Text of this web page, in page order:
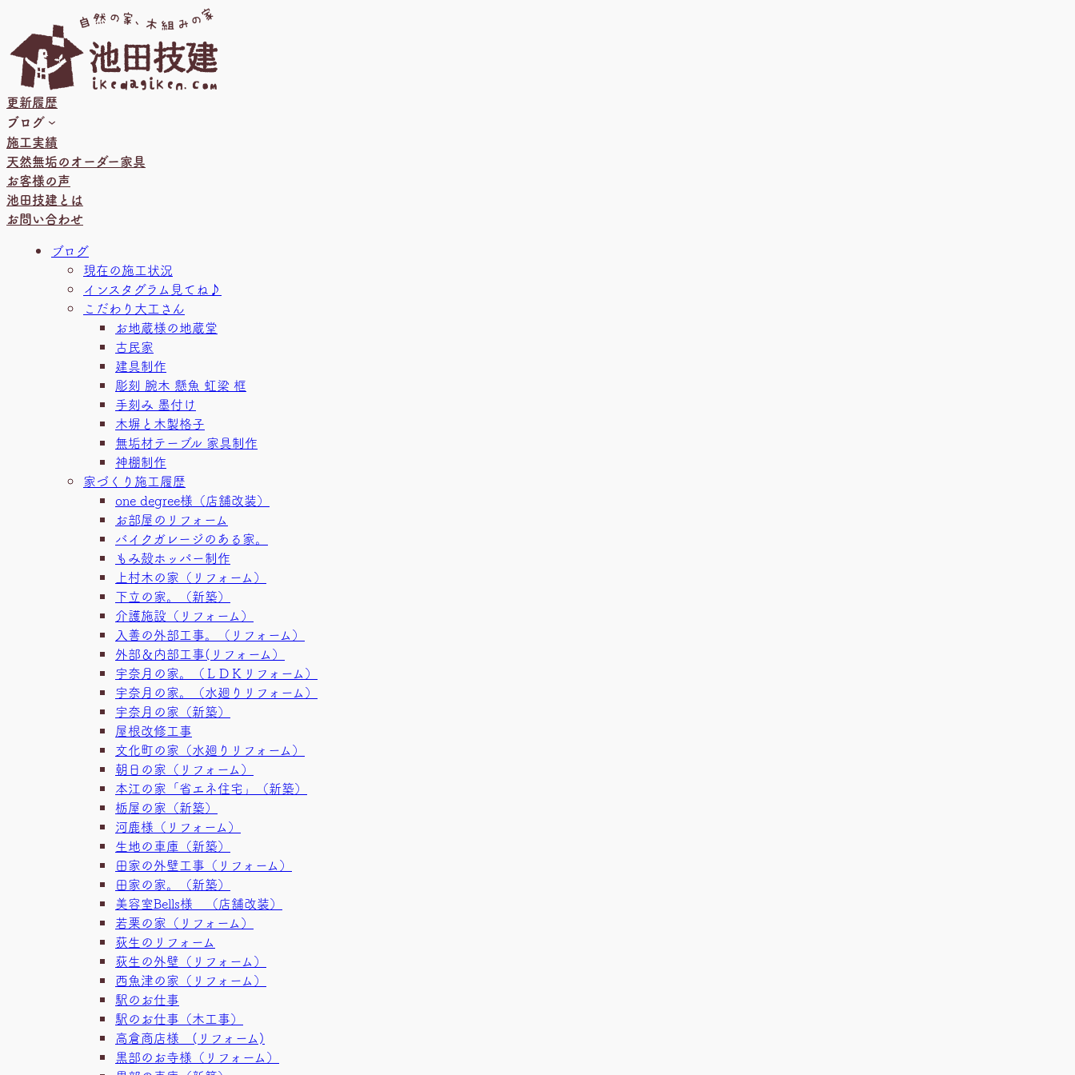
を
ッ
プ
更新履歴
ブログ
施工実績
天然無垢のオーダー家具
お客様の声
池田技建とは
お問い合わせ
ブログ
現在の施工状況
インスタグラム見てね♪
こだわり大工さん
お地蔵様の地蔵堂
古民家
建具制作
彫刻 腕木 懸魚 虹梁 框
手刻み 墨付け
木塀と木製格子
無垢材テーブル 家具制作
神棚制作
家づくり施工履歴
one degree様（店舗改装）
お部屋のリフォーム
バイクガレージのある家。
もみ殻ホッパー制作
上村木の家（リフォーム）
下立の家。（新築）
介護施設（リフォーム）
入善の外部工事。（リフォーム）
外部＆内部工事(リフォーム）
宇奈月の家。（ＬＤＫリフォーム）
宇奈月の家。（水廻りリフォーム）
宇奈月の家（新築）
屋根改修工事
文化町の家（水廻りリフォーム）
朝日の家（リフォーム）
本江の家「省エネ住宅」（新築）
栃屋の家（新築）
河鹿様（リフォーム）
生地の車庫（新築）
田家の外壁工事（リフォーム）
田家の家。（新築）
美容室Bells様 （店舗改装）
若栗の家（リフォーム）
荻生のリフォーム
荻生の外壁（リフォーム）
西魚津の家（リフォーム）
駅のお仕事
駅のお仕事（木工事）
高倉商店様 (リフォーム)
黒部のお寺様（リフォーム）